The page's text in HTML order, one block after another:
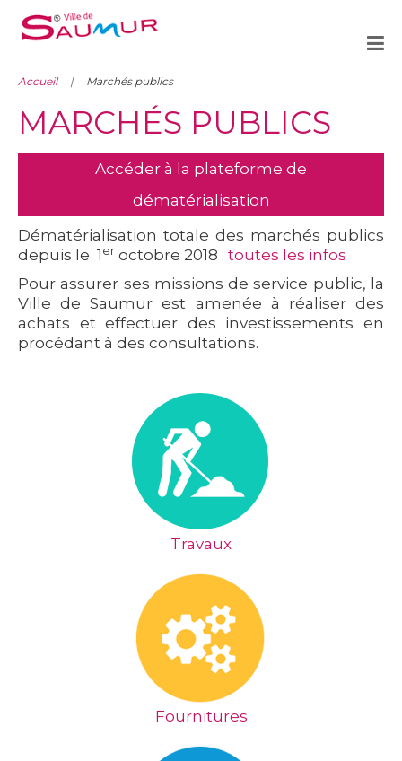
Accueil Marchés publics
MARCHÉS PUBLICS
Accéder à la plateforme de
dématérialisation
Dématérialisation totale des marchés publics
depuis le 1 er octobre 2018 : toutes les infos
Pour assurer ses missions de service public, la
Ville de Saumur est amenée à réaliser des
achats et effectuer des investissements en
procédant à des consultations.
Travaux
Fournitures